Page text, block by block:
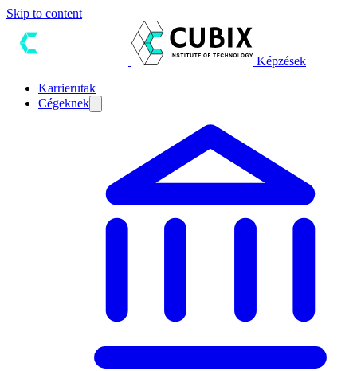
Skip to content
Képzések
Karrierutak
Cégeknek